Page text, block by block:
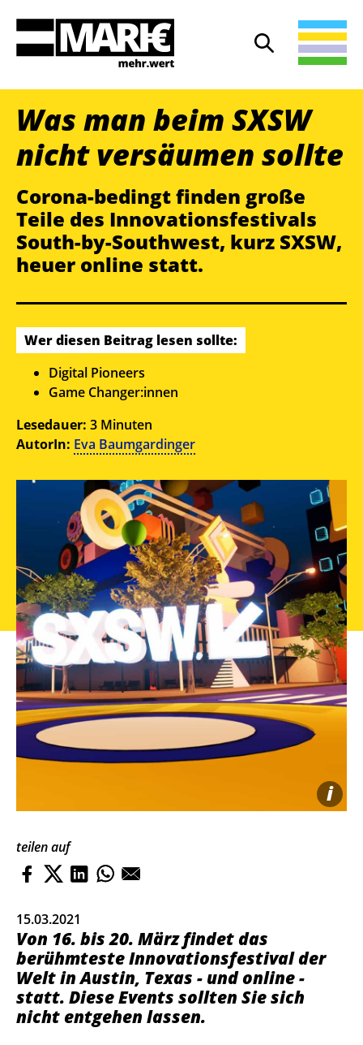
Suche öffnen
Suche
Was man beim SXSW
nicht versäumen sollte
Corona-bedingt finden große
Teile des Innovationsfestivals
South-by-Southwest, kurz SXSW,
heuer online statt.
Wer diesen Beitrag lesen sollte:
Digital Pioneers
Game Changer:innen
Lesedauer: 3 Minuten
AutorIn: Eva Baumgardinger
i
teilen auf
15.03.2021
Von 16. bis 20. März findet das
berühmteste Innovationsfestival der
Welt in Austin, Texas - und online -
statt. Diese Events sollten Sie sich
nicht entgehen lassen.